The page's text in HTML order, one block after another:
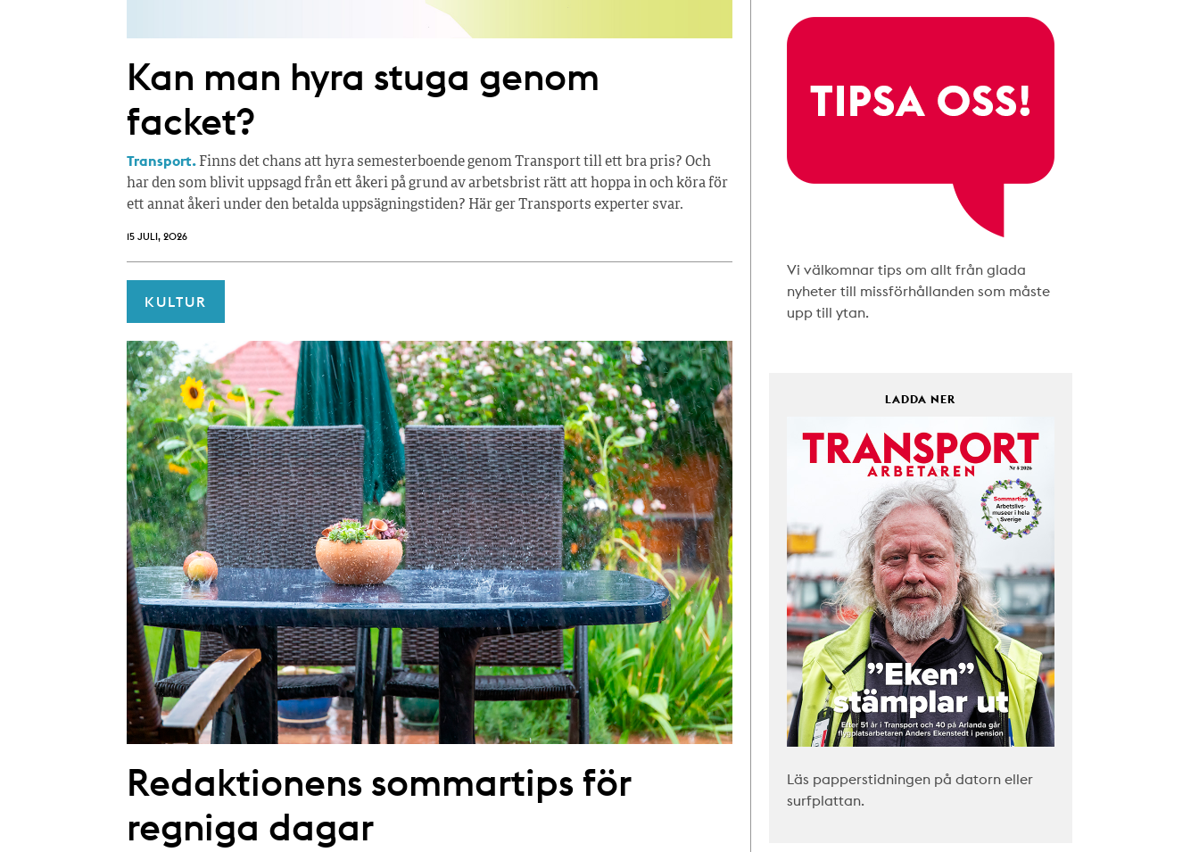
Kan man hyra stuga genom
facket?
Transport. Finns det chans att hyra semesterboende genom Transport till ett bra pris? Och
har den som blivit uppsagd från ett åkeri på grund av arbetsbrist rätt att hoppa in och köra för
ett annat åkeri under den betalda uppsägningstiden? Här ger Transports experter svar.
15 JULI, 2026
KULTUR
Redaktionens sommar­tips för
regniga dagar
Vi välkomnar tips om allt från glada
nyheter till missförhållanden som måste
upp till ytan.
LADDA NER
Läs papperstidningen på datorn eller
surfplattan.